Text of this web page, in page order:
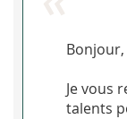
Bonjour,
Je vous
talents